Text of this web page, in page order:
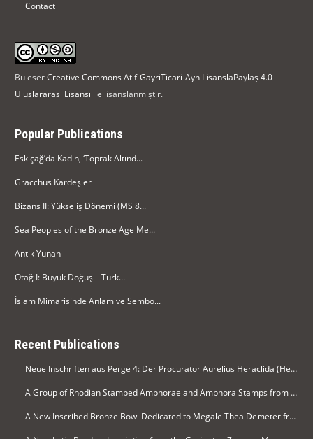
Contact
Bu eserCreative Commons Atıf-GayriTicari-AynıLisanslaPaylaş 4.0
Uluslararası Lisansı ile lisanslanmıştır.
Popular Publications
Eskiçağ’da Kadın, ‘Toprak Altınd...
Gracchus Kardeşler
Bizans II: Yükseliş Dönemi (MS 8...
Sea Peoples of the Bronze Age Me...
Antik Yunan
Otağ I: Büyük Doğuş – Türk...
İslam Mimarisinde Anlam ve Sembo...
Recent Publications
Neue Inschriften aus Perge 4: Der Procurator Aurelius Heraclida (Heraklides) ehrt Kaiser Diocletian in Perge
A Group of Rhodian Stamped Amphorae and Amphora Stamps from Silifke Museum
A New Inscribed Bronze Bowl Dedicated to Megale Thea Demeter from Arykanda